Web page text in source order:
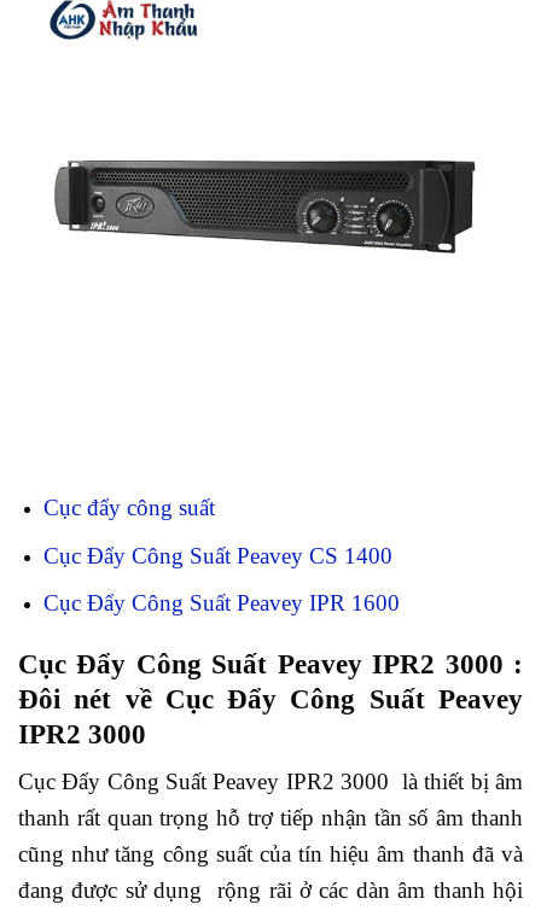
Cục đẩy công suất
Cục Đẩy Công Suất Peavey CS 1400
Cục Đẩy Công Suất Peavey IPR 1600
Cục Đẩy Công Suất Peavey IPR2 3000 :
Đôi nét về Cục Đẩy Công Suất Peavey
IPR2 3000
Cục Đẩy Công Suất Peavey IPR2 3000 là thiết bị âm
thanh rất quan trọng hỗ trợ tiếp nhận tần số âm thanh
cũng như tăng công suất của tín hiệu âm thanh đã và
đang được sử dụng rộng rãi ở các dàn âm thanh hội